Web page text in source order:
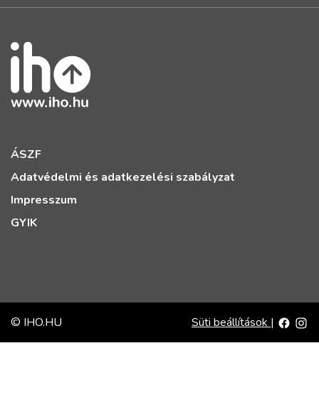
ÁSZF
Adatvédelmi és adatkezelési szabályzat
Impresszum
GYIK
© IHO.HU Süti beállítások |